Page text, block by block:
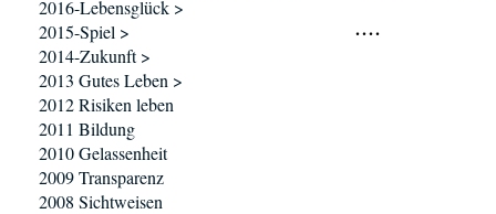
....
2016-Lebensglück >
2015-Spiel >
2014-Zukunft >
2013 Gutes Leben >
2012 Risiken leben
2011 Bildung
2010 Gelassenheit
2009 Transparenz
2008 Sichtweisen